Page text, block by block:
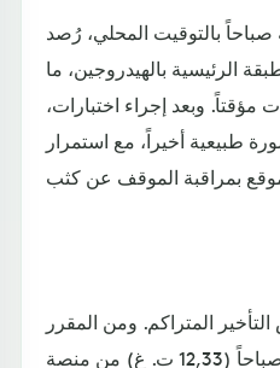
صباحاً بالتوقيت المحلي، رُصد
الرئيسية بالهيدروجين، ما
مؤقتاً. وبعد إجراء اختبارات،
طبيعية أخيراً، مع استمرار
المتراكم. ومن المقرر
الإقلاع في الساعة 08,33 صباحاً (12,33 ت. غ) من منصة